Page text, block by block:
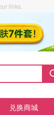
links.
兑换商城